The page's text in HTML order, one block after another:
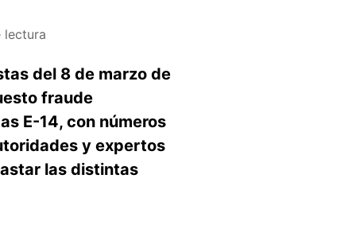
del 8 de marzo de
fraude
E-14, con números
y expertos
las distintas